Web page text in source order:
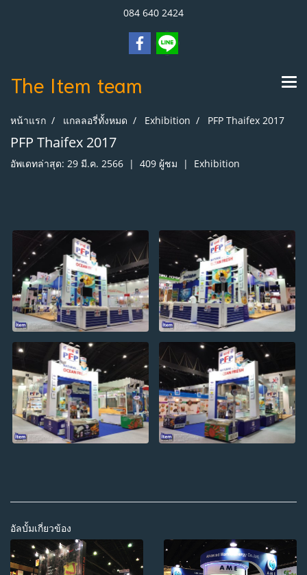
084 640 2424
The Item team
หน้าแรก แกลลอรี่ทั้งหมด Exhibition PFP Thaifex 2017
PFP Thaifex 2017
อัพเดทล่าสุด: 29 มี.ค. 2566 | 409 ผู้ชม | Exhibition
อัลบั้มเกี่ยวข้อง